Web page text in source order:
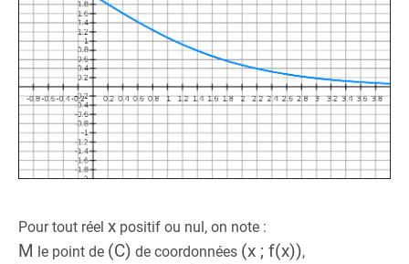
Pour tout réel x positif ou nul, on note :
M le point de (C) de coordonnées (x ; f(x)),